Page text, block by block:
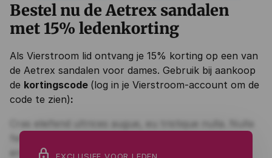
Bestel nu de Aetrex sandalen
met 15% ledenkorting
Als Vierstroom lid ontvang je 15% korting op een van
de Aetrex sandalen voor dames. Gebruik bij aankoop
de kortingscode (log in je Vierstroom-account om de
code te zien):